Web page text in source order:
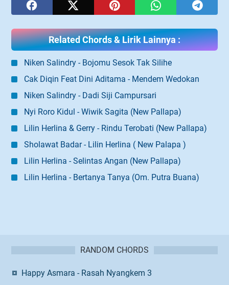
Related Chords & Lirik Lainnya :
Niken Salindry - Bojomu Sesok Tak Silihe
Cak Diqin Feat Dini Aditama - Mendem Wedokan
Niken Salindry - Dadi Siji Campursari
Nyi Roro Kidul - Wiwik Sagita (New Pallapa)
Lilin Herlina & Gerry - Rindu Terobati (New Pallapa)
Sholawat Badar - Lilin Herlina ( New Palapa )
Lilin Herlina - Selintas Angan (New Pallapa)
Lilin Herlina - Bertanya Tanya (Om. Putra Buana)
RANDOM CHORDS
Happy Asmara - Rasah Nyangkem 3